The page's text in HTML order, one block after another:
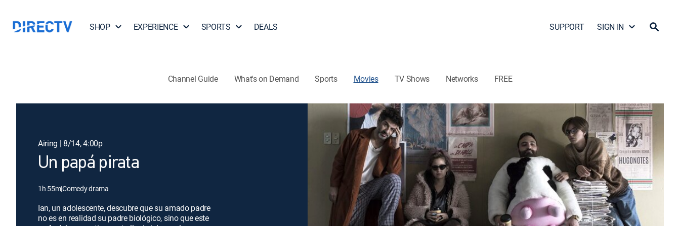
SHOP EXPERIENCE SPORTS DEALS SUPPORT SIGN IN
Channel Guide What's on Demand Sports Movies TV Shows Networks FREE
Airing | 8/14, 4:00p
Un papá pirata
1h 55m|Comedy drama
Ian, un adolescente, descubre que su amado padre
no es en realidad su padre biológico, sino que este